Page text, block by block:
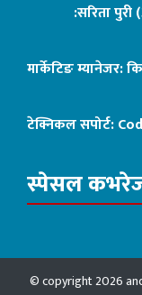
:सरिता पुरी
मार्केटिङ म्यानेजर:
टेक्निकल सपोर्ट:
स्पेसल
© copyright 2026